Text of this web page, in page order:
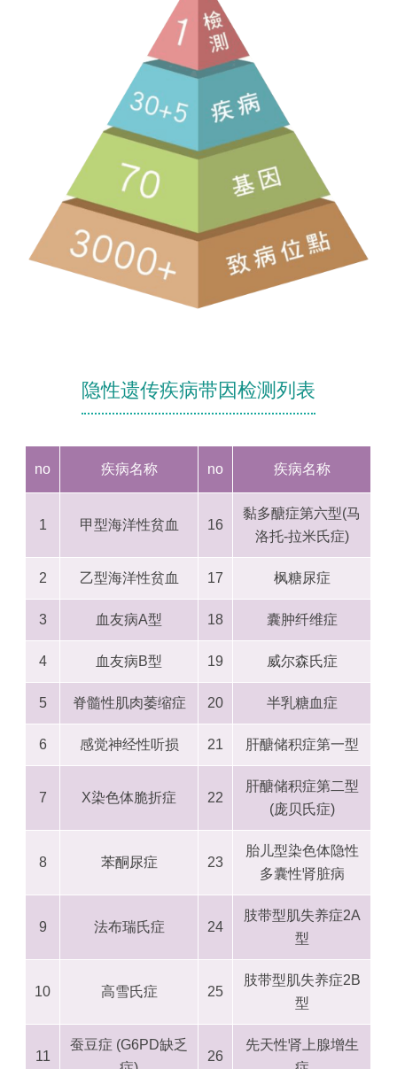
隐性遗传疾病带因检测列表
no 疾病名称 no 疾病名称
1 甲型海洋性贫血 16
黏多醣症第六型(马
洛托-拉米氏症)
2 乙型海洋性贫血 17 枫糖尿症
3 血友病A型 18 囊肿纤维症
4 血友病B型 19 威尔森氏症
5 脊髓性肌肉萎缩症 20 半乳糖血症
6 感觉神经性听损 21 肝醣储积症第一型
7 X染色体脆折症 22
肝醣储积症第二型
(庞贝氏症)
8 苯酮尿症 23
胎儿型染色体隐性
多囊性肾脏病
9 法布瑞氏症 24
肢带型肌失养症2A
型
10 高雪氏症 25
肢带型肌失养症2B
型
11
蚕豆症 (G6PD缺乏
26
先天性肾上腺增生